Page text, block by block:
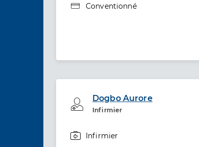
Type de convention
Conventionné
Dogbo Aurore
Infirmier
Professionel de
Infirmier